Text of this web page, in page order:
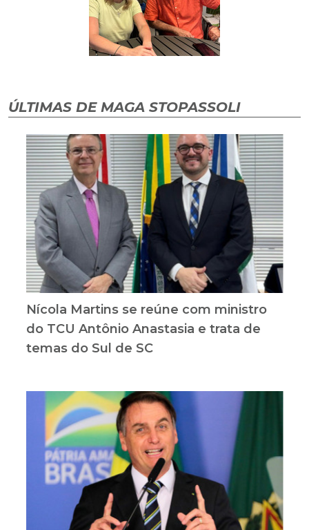
ÚLTIMAS DE MAGA STOPASSOLI
Nícola Martins se reúne com ministro
temas do Sul de SC